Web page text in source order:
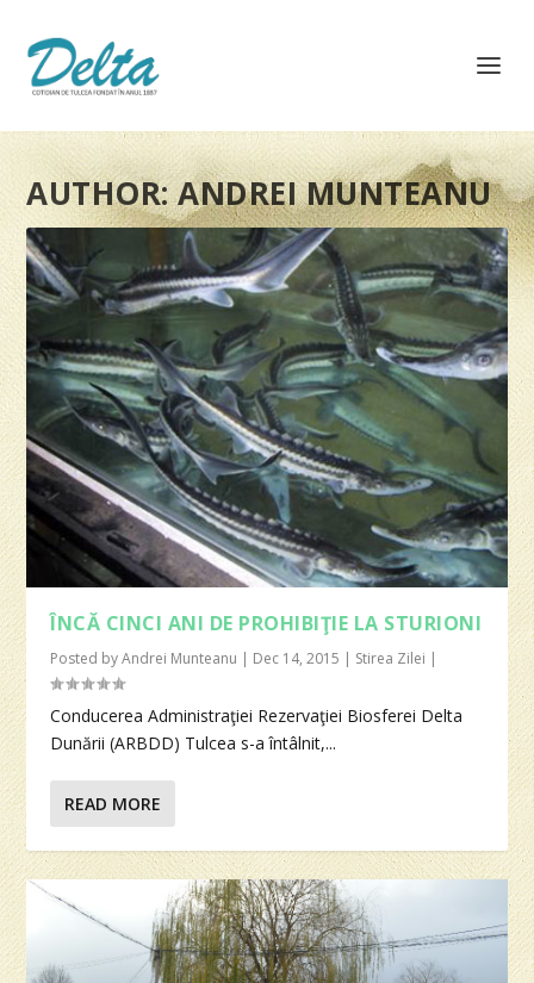
AUTHOR:ANDREI MUNTEANU
ÎNCĂ CINCI ANI DE PROHIBIŢIE LA STURIONI
Posted byAndrei Munteanu | Dec 14, 2015 | Stirea Zilei |
Conducerea Administraţiei Rezervaţiei Biosferei Delta
Dunării (ARBDD) Tulcea s-a întâlnit,...
READ MORE